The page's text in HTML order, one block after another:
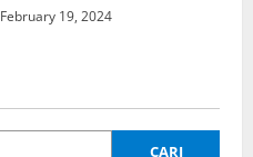
February 19, 2024
CARI